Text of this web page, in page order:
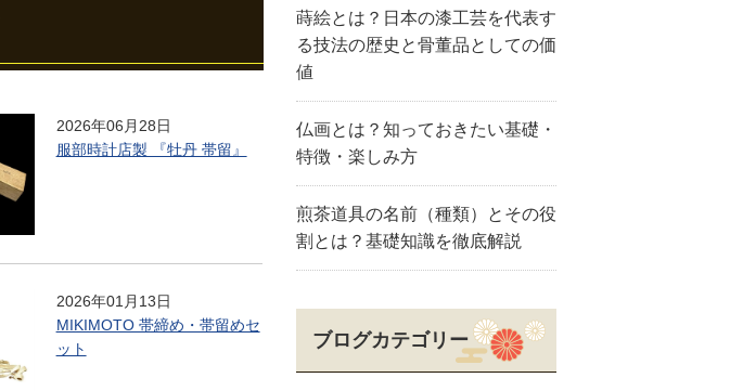
2026年06月28日
服部時計店製 『牡丹 帯留』
2026年01月13日
MIKIMOTO 帯締め・帯留めセ
ット
蒔絵とは？日本の漆工芸を代表す
る技法の歴史と骨董品としての価
値
仏画とは？知っておきたい基礎・
特徴・楽しみ方
煎茶道具の名前（種類）とその役
割とは？基礎知識を徹底解説
ブログカテゴリー